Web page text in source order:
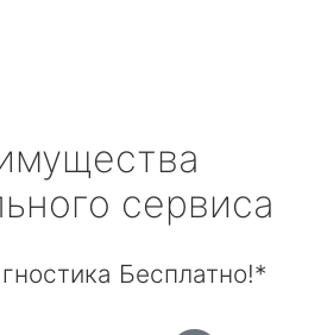
сервиса
Бесплатно!*